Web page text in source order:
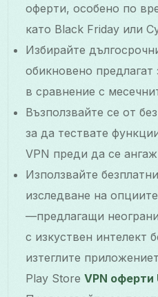
оферти, особено по
като Black Friday или
Избирайте
обикновено предлагат
в сравнение с
Възползвайте се от
за да тествате
VPN преди да се
Използвайте
изследване на
—предлагащи
с изкуствен интелект
изтеглите
Play StoreVPN оферти